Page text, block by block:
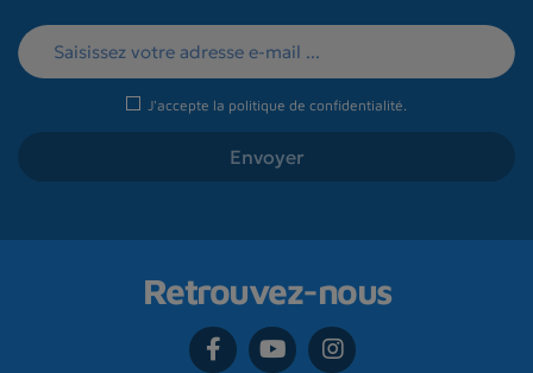
J'accepte la politique de confidentialité
Retrouvez-nous